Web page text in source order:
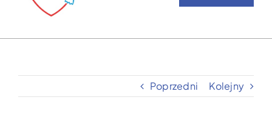
Poprzedni Kolejny